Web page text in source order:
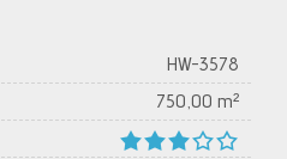
HW-3578
750,00 m²